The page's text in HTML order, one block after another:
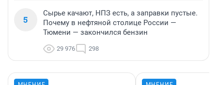
5
Сырье качают, НПЗ есть, а заправки пустые.
Почему в нефтяной столице России —
Тюмени — закончился бензин
29 976 298